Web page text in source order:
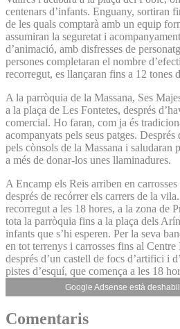
centenars d’infants. Enguany, sortiran
de les quals comptarà amb un equip
assumiran la seguretat i
d’animació, amb disfresses de
persones completaran el nombre
recorregut, es llançaran fins a 12 tones
A la parròquia de la Massana, Ses
a la plaça de Les Fontetes, després
comercial. Ho faran, com ja és
acompanyats pels seus patges.
pels cònsols de la Massana i saludaran
a més de donar-los unes llaminadures.
A Encamp els Reis arriben en
després de recórrer els carrers de la
recorregut a les 18 hores, a la zona de
tota la parròquia fins a la plaça dels
infants que s’hi esperen. Per la seva
en tot terrenys i carrosses fins al Centre
després d’un castell de focs d’artifici i
pistes d’esquí, que comença a les 18
Google Adsense està
Comentaris